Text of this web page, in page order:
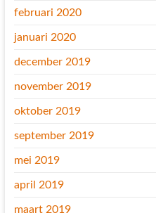
februari 2020
januari 2020
december 2019
november 2019
oktober 2019
september 2019
mei 2019
april 2019
maart 2019